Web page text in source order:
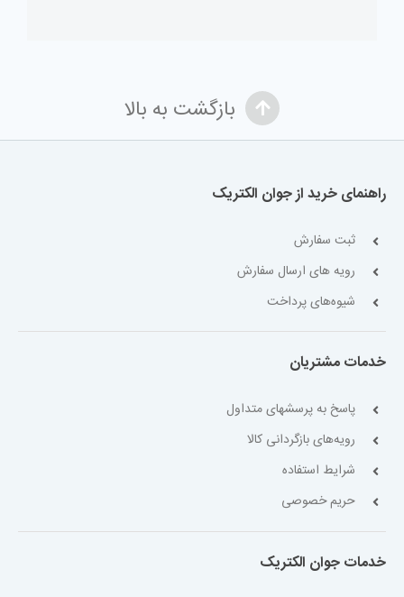
بازگشت به بالا
راهنمای خرید از جوان الکتریک
ثبت سفارش
رویه های ارسال سفارش
شیوه‌های پرداخت
خدمات مشتریان
پاسخ به پرسشهای متداول
رویه‌های بازگردانی کالا
شرایط استفاده
حریم خصوصی
خدمات جوان الکتریک